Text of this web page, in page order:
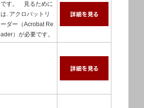
です。 見るために
は. アクロバットリ
ーダー（Acrobat Re
ader）が必要です。